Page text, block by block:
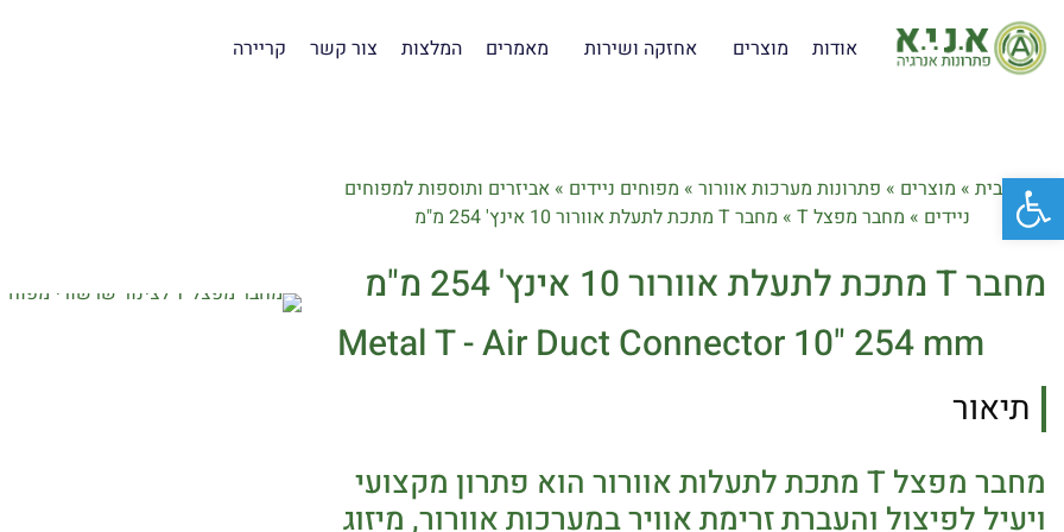
אודות מוצרים אחזקה ושירות מאמרים המלצות צור קשר קריירה
דף הבית » מוצרים » פתרונות מערכות אוורור » מפוחים ניידים » אביזרים ותוספות למפוחים
ניידים » מחבר מפצל T » מחבר T מתכת לתעלת אוורור 10 אינץ' 254 מ"מ
מחבר T מתכת לתעלת אוורור 10 אינץ' 254 מ"מ
Metal T - Air Duct Connector 10" 254 mm
תיאור
מחבר מפצל T מתכת לתעלות אוורור הוא פתרון מקצועי
ויעיל לפיצול והעברת זרימת אוויר במערכות אוורור, מיזוג
פתח סרגל נגישות